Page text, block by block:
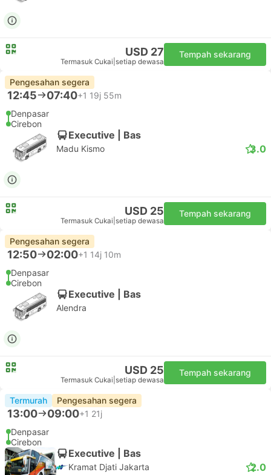
USD 27
Termasuk Cukai setiap dewasa
Tempah sekarang
Pengesahan segera
12:45 07:40+1 19j 55m
Denpasar
Cirebon
Executive | Bas
Madu Kismo 3.0
USD 25
Termasuk Cukai setiap dewasa
Tempah sekarang
Pengesahan segera
12:50 02:00+1 14j 10m
Denpasar
Cirebon
Executive | Bas
Alendra
USD 25
Termasuk Cukai setiap dewasa
Tempah sekarang
Termurah Pengesahan segera
13:00 09:00+1 21j
Denpasar
Cirebon
Executive | Bas
Kramat Djati Jakarta 2.0